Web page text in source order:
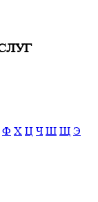
Ф Х Ц Ч Ш Щ Э